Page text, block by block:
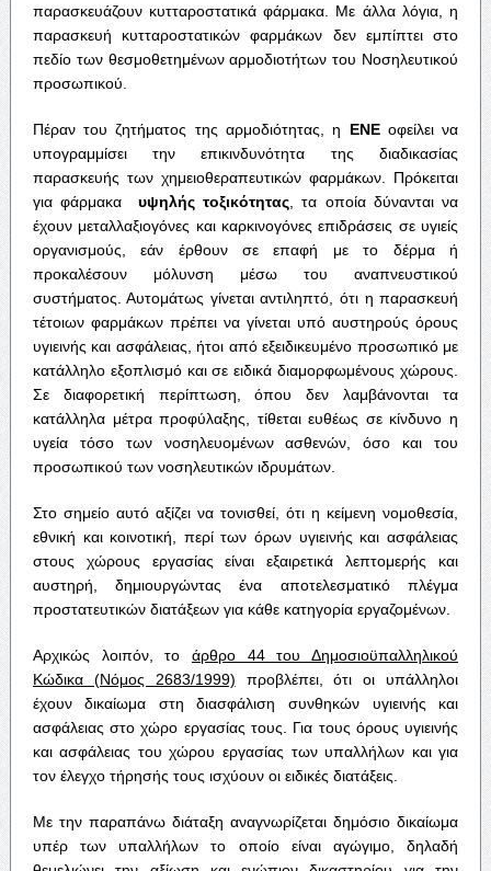
παρασκευάζουν κυτταροστατικά φάρμακα. Με άλλα λόγια, η
παρασκευή κυτταροστατικών φαρμάκων δεν εμπίπτει στο
πεδίο των θεσμοθετημένων αρμοδιοτήτων του Νοσηλευτικού
προσωπικού.
Πέραν του ζητήματος της αρμοδιότητας, η ΕΝΕ οφείλει να
υπογραμμίσει την επικινδυνότητα της διαδικασίας
παρασκευής των χημειοθεραπευτικών φαρμάκων. Πρόκειται
για φάρμακα υψηλής τοξικότητας , τα οποία δύνανται να
έχουν μεταλλαξιογόνες και καρκινογόνες επιδράσεις σε υγιείς
οργανισμούς, εάν έρθουν σε επαφή με το δέρμα ή
προκαλέσουν μόλυνση μέσω του αναπνευστικού
συστήματος. Αυτομάτως γίνεται αντιληπτό, ότι η παρασκευή
τέτοιων φαρμάκων πρέπει να γίνεται υπό αυστηρούς όρους
υγιεινής και ασφάλειας, ήτοι από εξειδικευμένο προσωπικό με
κατάλληλο εξοπλισμό και σε ειδικά διαμορφωμένους χώρους.
Σε διαφορετική περίπτωση, όπου δεν λαμβάνονται τα
κατάλληλα μέτρα προφύλαξης, τίθεται ευθέως σε κίνδυνο η
υγεία τόσο των νοσηλευομένων ασθενών, όσο και του
προσωπικού των νοσηλευτικών ιδρυμάτων.
Στο σημείο αυτό αξίζει να τονισθεί, ότι η κείμενη νομοθεσία,
εθνική και κοινοτική, περί των όρων υγιεινής και ασφάλειας
στους χώρους εργασίας είναι εξαιρετικά λεπτομερής και
αυστηρή, δημιουργώντας ένα αποτελεσματικό πλέγμα
προστατευτικών διατάξεων για κάθε κατηγορία εργαζομένων.
Αρχικώς λοιπόν, το άρθρο 44 του Δημοσιοϋπαλληλικού
Κώδικα (Νόμος 2683/1999) προβλέπει, ότι οι υπάλληλοι
έχουν δικαίωμα στη διασφάλιση συνθηκών υγιεινής και
ασφάλειας στο χώρο εργασίας τους. Για τους όρους υγιεινής
και ασφάλειας του χώρου εργασίας των υπαλλήλων και για
τον έλεγχο τήρησής τους ισχύουν οι ειδικές διατάξεις.
Με την παραπάνω διάταξη αναγνωρίζεται δημόσιο δικαίωμα
υπέρ των υπαλλήλων το οποίο είναι αγώγιμο, δηλαδή